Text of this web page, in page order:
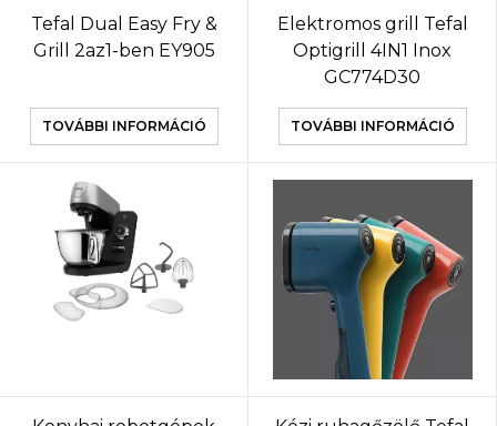
Tefal Dual Easy Fry &
Grill 2az1-ben EY905
TOVÁBBI INFORMÁCIÓ
Elektromos grill Tefal
Optigrill 4IN1 Inox
GC774D30
TOVÁBBI INFORMÁCIÓ